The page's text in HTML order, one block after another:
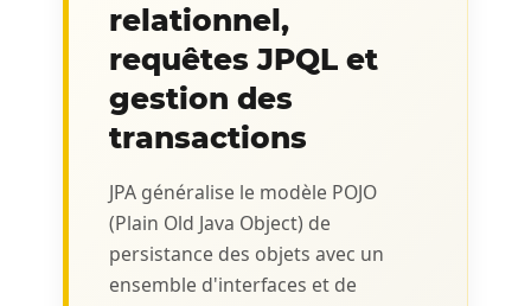
relationnel,
requêtes JPQL et
gestion des
transactions
JPA généralise le modèle POJO
(Plain Old Java Object) de
persistance des objets avec un
ensemble d'interfaces et de